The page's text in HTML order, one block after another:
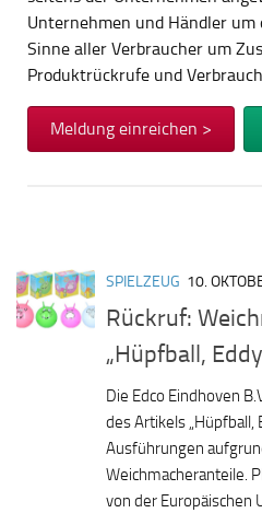
Unternehmen und Händler um
Sinne aller Verbraucher um
Produktrückrufe und
Meldung einreichen >
SPIELZEUG 10.
Rückruf:
„Hüpfball,
Die Edco Eindhoven
des Artikels „Hüpfball,
Ausführungen
Weichmacheranteile.
von der Europäischen